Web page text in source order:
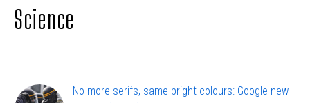
Science
No more serifs, same bright colours: Google new